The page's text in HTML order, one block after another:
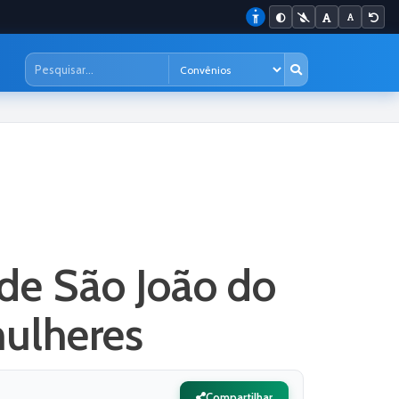
São João do